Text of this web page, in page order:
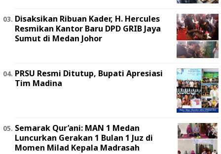
Disaksikan Ribuan Kader, H. Hercules
Resmikan Kantor Baru DPD GRIB Jaya
Sumut di Medan Johor
PRSU Resmi Ditutup, Bupati Apresiasi
Tim Madina
Semarak Qur’ani: MAN 1 Medan
Luncurkan Gerakan 1 Bulan 1 Juz di
Momen Milad Kepala Madrasah